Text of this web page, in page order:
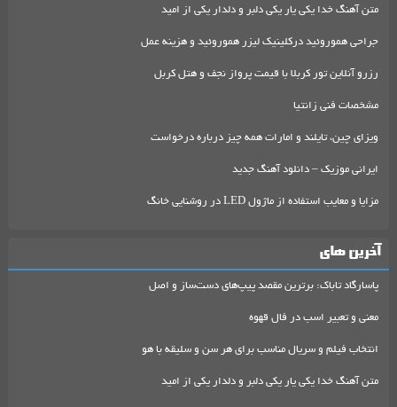
متن آهنگ خدا یکی یار یکی دلبر و دلدار یکی از امید
جراحی هموروئید درکلینیک لیزر هموروئید و هزینه عمل
رزرو آنلاین تور کربلا با قیمت پرواز نجف و هتل کربل
مشخصات فنی زانتیا
ویزای چین، تایلند و امارات همه چیز درباره درخواست
ایرانی موزیک – دانلود آهنگ جدید
مزایا و معایب استفاده از ماژول LED در روشنایی خانگ
آخرین های
پاسارگاد تاباک: برترین مقصد پیپ‌های دست‌ساز و اصل
معنی و تعبیر اسب در فال قهوه
انتخاب فیلم و سریال مناسب برای هر سن و سلیقه با هو
متن آهنگ خدا یکی یار یکی دلبر و دلدار یکی از امید